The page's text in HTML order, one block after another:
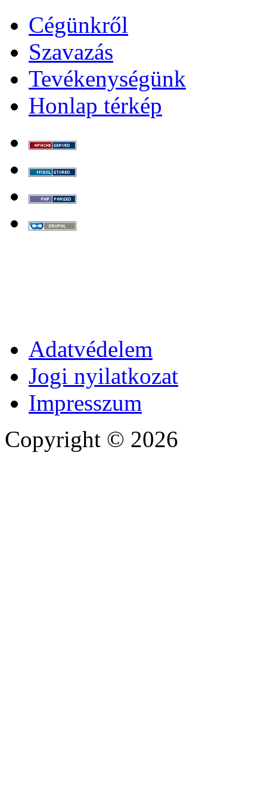
Cégünkről
Szavazás
Tevékenységünk
Honlap térkép
Adatvédelem
Jogi nyilatkozat
Impresszum
Copyright © 2026